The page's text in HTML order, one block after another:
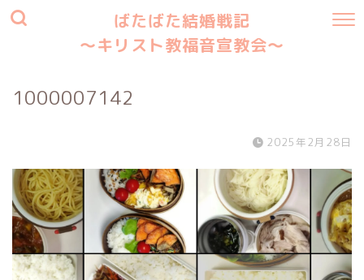
ばたばた結婚戦記
〜キリスト教福音宣教会〜
1000007142
2025年2月28日